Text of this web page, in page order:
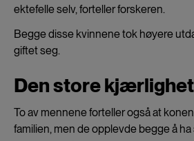
ektefelle selv, forteller forskeren.
Begge disse kvinnene tok høyere
giftet seg.
Den store
To av mennene forteller også at
familien, men de opplevde begge å